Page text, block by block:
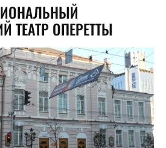
ТЕАТР ОПЕРЕТТЫ